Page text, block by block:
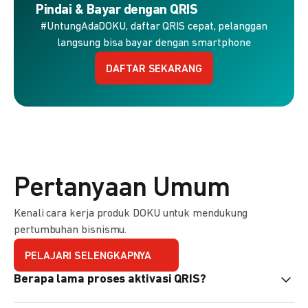
Pindai & Bayar dengan QRIS
#UntungAdaDOKU, daftar QRIS cepat, pelanggan
langsung bisa bayar dengan smartphone
DAFTAR SEKARANG
Pertanyaan Umum
Kenali cara kerja produk DOKU untuk mendukung
pertumbuhan bisnismu.
PELAJARI SELENGKAPNYA
Berapa lama proses aktivasi QRIS?